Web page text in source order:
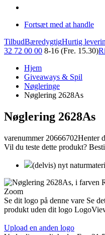
Fortsæt med at handle
TilbudBæredygtigHurtig
32 72 00 00 8-16 (Fre. 15.30)
Hjem
Giveaways & Spil
Nøgleringe
Nøglering 2628As
Nøglering 2628As
varenummer 20666702Henter
Vil du teste dette produkt?
(delvis) nyt
Zoom
Se dit logo på denne vare Se
produkt uden dit logo
Upload en anden logo